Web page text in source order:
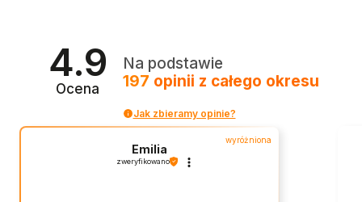
4.9
Ocena
Na podstawie
197 opinii z całego okresu
Jak zbieramy opinie?
wyróżniona
Emilia
zweryfikowano